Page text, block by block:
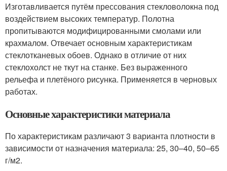
Изготавливается путём прессования стекловолокна под
воздействием высоких температур. Полотна
пропитываются модифицированными смолами или
крахмалом. Отвечает основным характеристикам
стеклотканевых обоев. Однако в отличие от них
стеклохолст не ткут на станке. Без выраженного
рельефа и плетёного рисунка. Применяется в черновых
работах.
Основные характеристики материала
По характеристикам различают 3 варианта плотности в
зависимости от назначения материала: 25, 30–40, 50–65
г/м2.